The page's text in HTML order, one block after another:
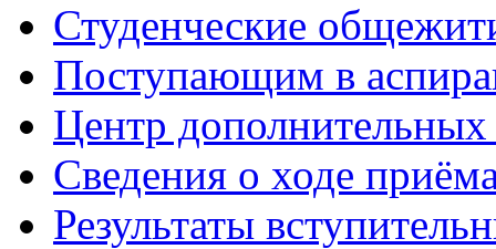
Студенческие
Поступающим в
Центр дополнительных
Сведения о ходе
Результаты